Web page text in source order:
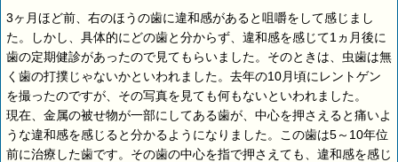
3ヶ月ほど前、右のほうの歯に違和感があると咀嚼をして感じまし
た。しかし、具体的にどの歯と分からず、違和感を感じて1ヵ月後に
歯の定期健診があったので見てもらいました。そのときは、虫歯は無
く歯の打撲じゃないかといわれました。去年の10月頃にレントゲン
を撮ったのですが、その写真を見ても何もないといわれました。
現在、金属の被せ物が一部にしてある歯が、中心を押さえると痛いよ
うな違和感を感じると分かるようになりました。この歯は5～10年位
前に治療した歯です。その歯の中心を指で押さえても、違和感を感じ